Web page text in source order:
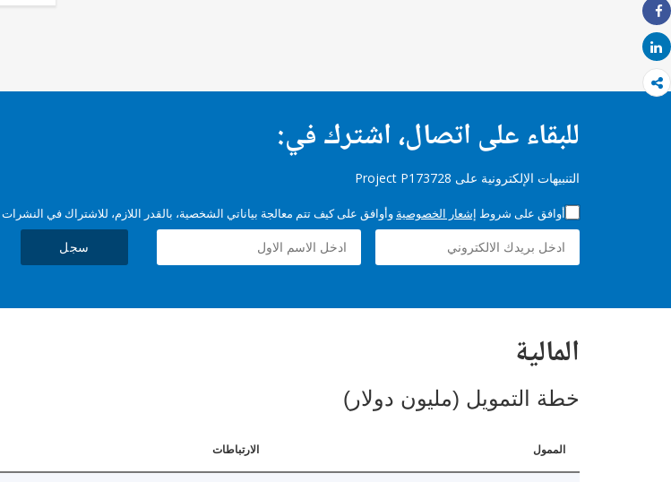
Share
Share
للبقاء على اتصال، اشترك في:
التنبيهات الإلكترونية على Project P173728
أوافق على شروط إشعار الخصوصية وأوافق على كيف تتم معالجة بياناتي الشخصية، بالقدر اللازم، للاشتراك في النشرات
سجل
المالية
خطة التمويل (مليون دولار)
الممول الارتباطات